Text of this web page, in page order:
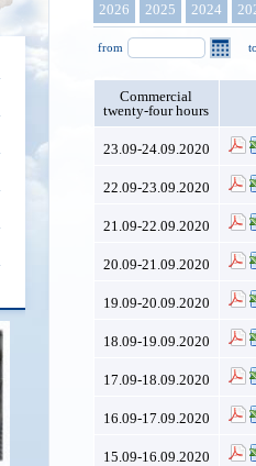
2026 2025 2024
from
Commercial
twenty-four hours
23.09-24.09.2020
22.09-23.09.2020
21.09-22.09.2020
20.09-21.09.2020
19.09-20.09.2020
18.09-19.09.2020
17.09-18.09.2020
16.09-17.09.2020
15.09-16.09.2020